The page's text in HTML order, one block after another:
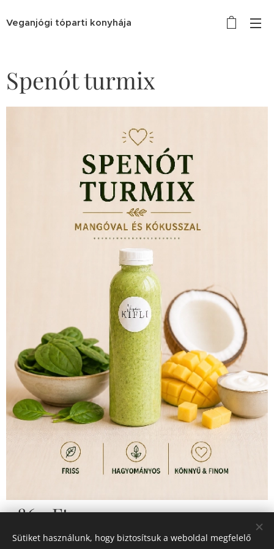
Veganjógi tóparti konyhája
Spenót turmix
1 860Ft
Sütiket használunk, hogy biztosítsuk a weboldal megfelelő